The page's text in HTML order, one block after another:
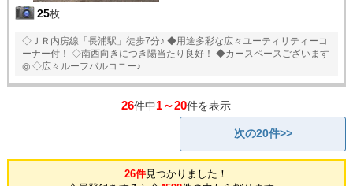
25枚
◇ＪＲ内房線「長浦駅」徒歩7分♪ ◆用途多彩な広々ユーティリティーコ
ーナー付！ ◇南西向きにつき陽当たり良好！ ◆カースペースございます
◎ ◇広々ルーフバルコニー♪
26件中1～20件を表示
次の20件>>
26件見つかりました！